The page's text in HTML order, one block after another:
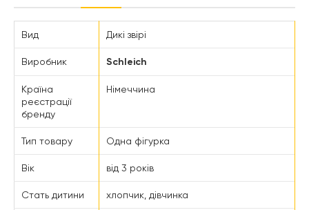
Вид Дикі звірі
Виробник Schleich
Країна
реєстрації
бренду
Німеччина
Тип товару Одна фігурка
Вік від 3 років
Стать дитини хлопчик, дівчинка